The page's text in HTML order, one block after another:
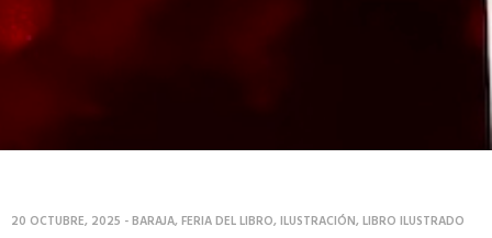
20 OCTUBRE, 2025 -BARAJA,FERIA DEL LIBRO,ILUSTRACIÓN,LIBRO ILUSTRADO